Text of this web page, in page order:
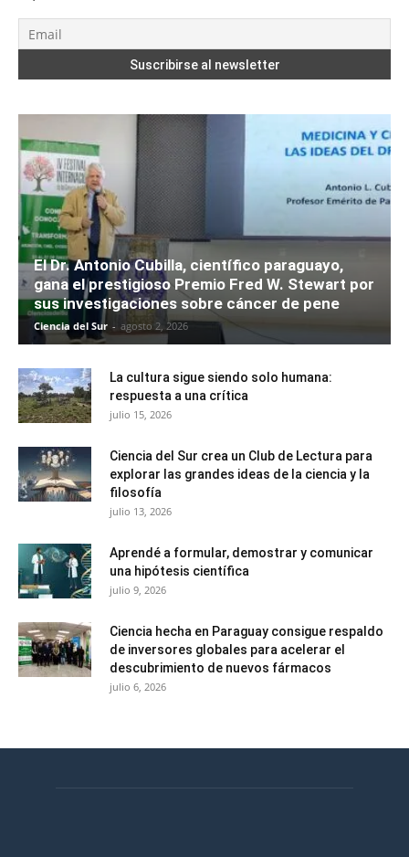
El Dr. Antonio Cubilla, científico paraguayo,
gana el prestigioso Premio Fred W. Stewart por
sus investigaciones sobre cáncer de pene
Ciencia del Sur - agosto 2, 2026
La cultura sigue siendo solo humana:
respuesta a una crítica
julio 15, 2026
Ciencia del Sur crea un Club de Lectura para
explorar las grandes ideas de la ciencia y la
filosofía
julio 13, 2026
Aprendé a formular, demostrar y comunicar
una hipótesis científica
julio 9, 2026
Ciencia hecha en Paraguay consigue respaldo
de inversores globales para acelerar el
descubrimiento de nuevos fármacos
julio 6, 2026